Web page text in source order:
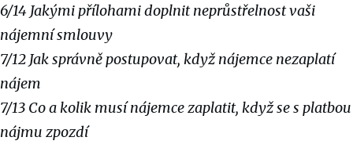
6/14 Jakými přílohami doplnit neprůstřelnost vaši
nájemní smlouvy
7/12 Jak správně postupovat, když nájemce nezaplatí
nájem
7/13 Co a kolik musí nájemce zaplatit, když se s platbou
nájmu zpozdí